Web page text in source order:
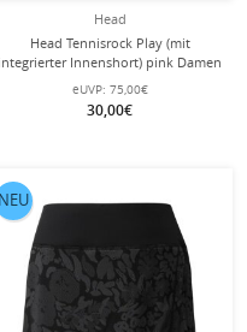
Head
Head Tennisrock Play (mit
integrierter Innenshort) pink Damen
eUVP: 75,00€
30,00€
NEU